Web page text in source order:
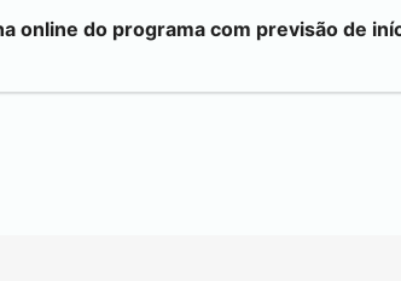
online do programa com previsão de